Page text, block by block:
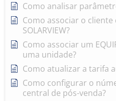
Como analisar
Como associar o
SOLARVIEW?
Como associar um
uma unidade?
Como atualizar a tarifa
Como configurar o
central de pós-venda?